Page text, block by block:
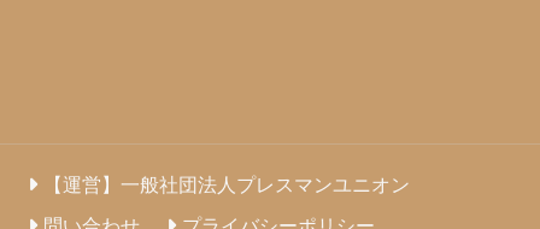
【運営】一般社団法人プレスマンユニオン